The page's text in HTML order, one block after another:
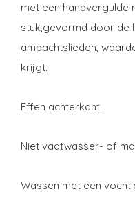
met een handvergulde
stuk,gevormd door de
ambachtslieden,
krijgt.
Effen achterkant.
Niet vaatwasser- of
Wassen met een